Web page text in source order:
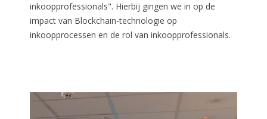
inkoopprofessionals". Hierbij gingen we in op de
impact van Blockchain-technologie op
inkoopprocessen en de rol van inkoopprofessionals.